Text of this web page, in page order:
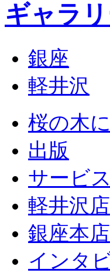
ギャラ
銀座
軽井沢
桜の木
出版
サービス
軽井沢店
銀座本店
インタ